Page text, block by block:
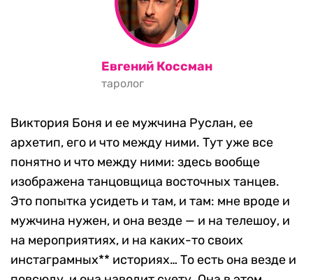
Евгений Коссман
таролог
Виктория Боня и ее мужчина Руслан, ее
архетип, его и что между ними. Тут уже все
понятно и что между ними: здесь вообще
изображена танцовщица восточных танцев.
Это попытка усидеть и там, и там: мне вроде и
мужчина нужен, и она везде — и на телешоу, и
на мероприятиях, и на каких-то своих
инстаграмных** историях… То есть она везде и